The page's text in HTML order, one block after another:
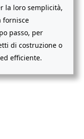
la loro semplicità,
fornisce
passo, per
di costruzione o
efficiente.